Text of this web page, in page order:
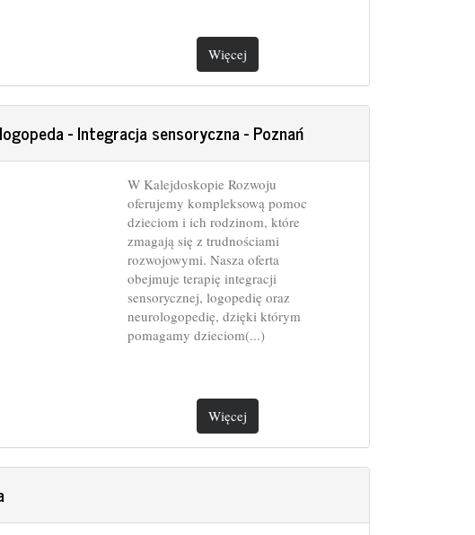
Więcej
- Integracja sensoryczna - Poznań
W Kalejdoskopie Rozwoju
oferujemy kompleksową pomoc
dzieciom i ich rodzinom, które
zmagają się z trudnościami
rozwojowymi. Nasza oferta
obejmuje terapię integracji
sensorycznej, logopedię oraz
neurologopedię, dzięki którym
pomagamy dzieciom(...)
Więcej